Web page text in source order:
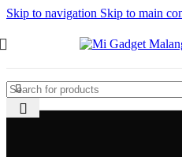
Skip to navigation Skip to main